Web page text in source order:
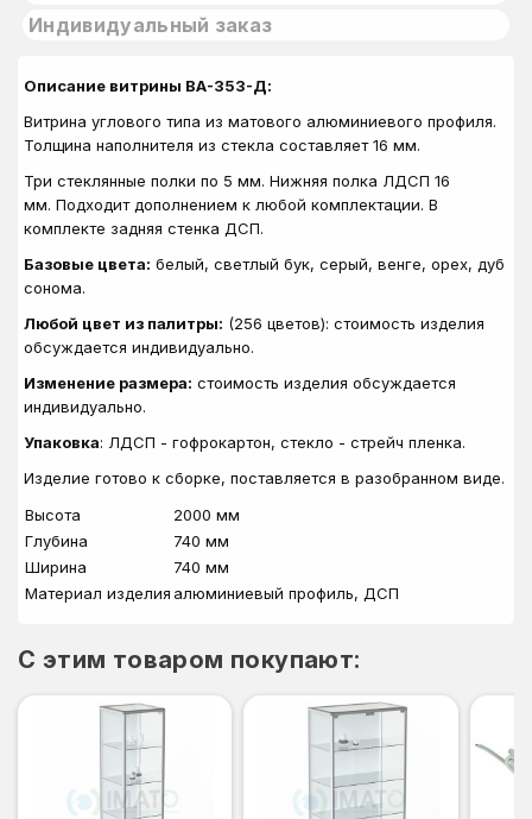
Индивидуальный заказ
Описание витрины ВА-353-Д:
Витрина углового типа из матового алюминиевого профиля.
Толщина наполнителя из стекла составляет 16 мм.
Три стеклянные полки по 5 мм. Нижняя полка ЛДСП 16
мм. Подходит дополнением к любой комплектации. В
комплекте задняя стенка ДСП.
Базовые цвета: белый, светлый бук, серый, венге, орех, дуб
сонома.
Любой цвет из палитры: (256 цветов): стоимость изделия
обсуждается индивидуально.
Изменение размера: стоимость изделия обсуждается
индивидуально.
Упаковка: ЛДСП - гофрокартон, стекло - стрейч пленка.
Изделие готово к сборке, поставляется в разобранном виде.
Высота
2000 мм
Глубина
740 мм
Ширина
740 мм
Материал изделия алюминиевый профиль, ДСП
C этим товаром покупают: